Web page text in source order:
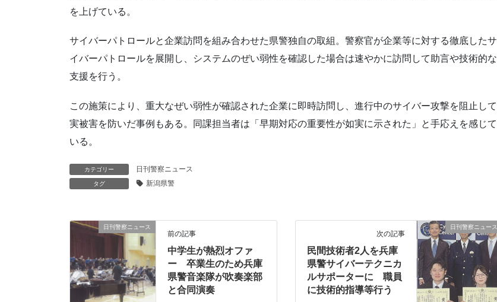
を上げている。
サイバーパトロールと企業訪問を組み合わせた県警独自の取組。警察官が企業等に対する徹底したサ
イバーパトロールを展開し、システムのぜい弱性を確認した場合は速やかに訪問して助言や技術的な
支援を行う。
この施策により、重大なぜい弱性が確認された企業に即時訪問し、進行中のサイバー攻撃を阻止して
実被害を防いだ事例もある。同課担当者は「早期対応の重要性が如実に示された」と手応えを感じて
いる。
カテゴリー 日刊警察ニュース
タグ 新潟県警
日刊警察ニュース
前の記事
中学生が熱烈オファ
ー 卒業生のため兵庫
県警音楽隊が吹奏楽部
と合同演奏
日刊警察ニュース
次の記事
民間技術者2人を兵庫
県警サイバーテクニカ
ルサポーターに 職員
に技術的指導等行う